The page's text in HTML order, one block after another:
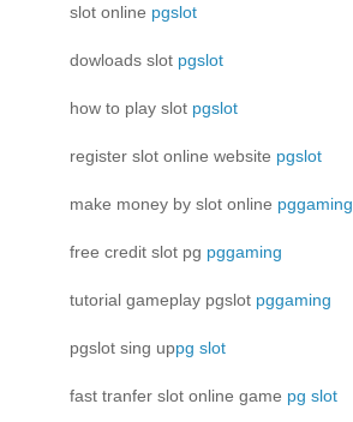
slot online pgslot
dowloads slot pgslot
how to play slot pgslot
register slot online website pgslot
make money by slot online pggaming
free credit slot pg pggaming
tutorial gameplay pgslot pggaming
pgslot sing uppg slot
fast tranfer slot online game pg slot